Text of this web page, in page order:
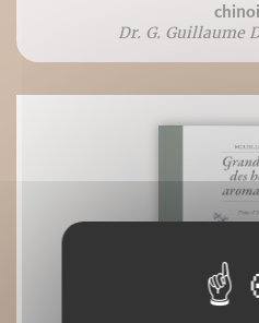
Dr. G. Guillaume